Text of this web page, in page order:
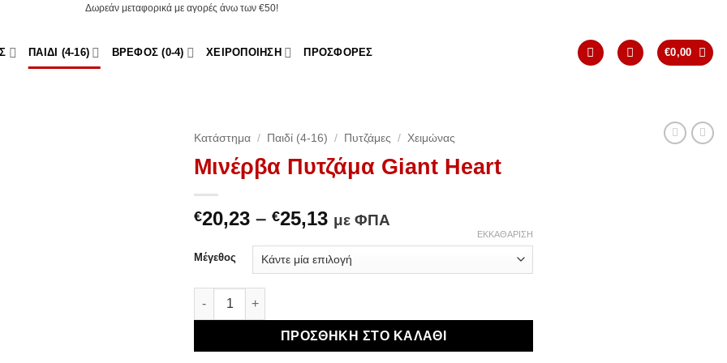
Δωρεάν μεταφορικά με αγορές άνω των €50!
ΠΑΙΔΊ (4-16) ΒΡΈΦΟΣ (0-4) ΧΕΙΡΟΠΟΊΗΣΗ ΠΡΟΣΦΟΡΈΣ €0,00
Κατάστημα / Παιδί (4-16) / Πυτζάμες / Χειμώνας
Μινέρβα Πυτζάμα Giant Heart
€20,23 – €25,13Price
€20,23
through
με ΦΠΑ
Μέγεθος
ΕΚΚΑΘΆΡΙΣΗ
Μινέρβα Πυτζάμα Giant Heart ποσότητα
ΠΡΟΣΘΉΚΗ ΣΤΟ ΚΑΛΆΘΙ